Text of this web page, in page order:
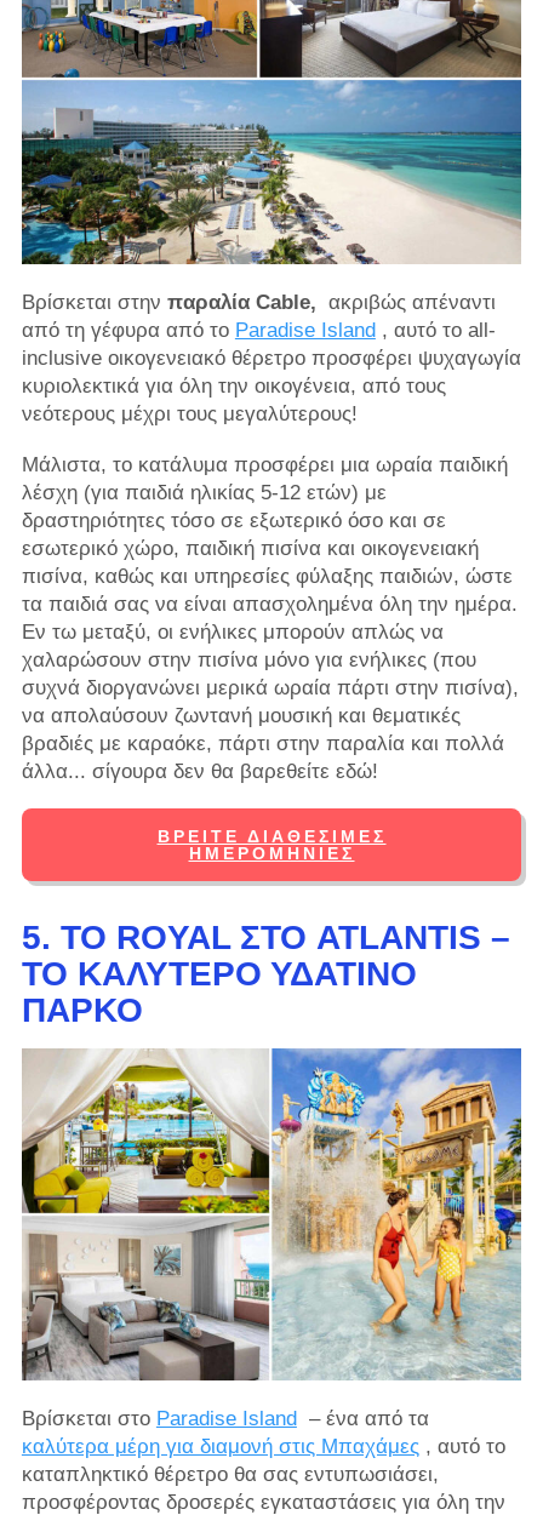
Βρίσκεται στην παραλία Cable, ακριβώς απέναντι
από τη γέφυρα από το Paradise Island, αυτό το all-
inclusive οικογενειακό θέρετρο προσφέρει ψυχαγωγία
κυριολεκτικά για όλη την οικογένεια, από τους
νεότερους μέχρι τους μεγαλύτερους!
Μάλιστα, το κατάλυμα προσφέρει μια ωραία παιδική
λέσχη (για παιδιά ηλικίας 5-12 ετών) με
δραστηριότητες τόσο σε εξωτερικό όσο και σε
εσωτερικό χώρο, παιδική πισίνα και οικογενειακή
πισίνα, καθώς και υπηρεσίες φύλαξης παιδιών, ώστε
τα παιδιά σας να είναι απασχολημένα όλη την ημέρα.
Εν τω μεταξύ, οι ενήλικες μπορούν απλώς να
χαλαρώσουν στην πισίνα μόνο για ενήλικες (που
συχνά διοργανώνει μερικά ωραία πάρτι στην πισίνα),
να απολαύσουν ζωντανή μουσική και θεματικές
βραδιές με καραόκε, πάρτι στην παραλία και πολλά
άλλα... σίγουρα δεν θα βαρεθείτε εδώ!
ΒΡΕΊΤΕ ΔΙΑΘΈΣΙΜΕΣ
ΗΜΕΡΟΜΗΝΊΕΣ
5. ΤΟ ROYAL ΣΤΟ ATLANTIS –
ΤΟ ΚΑΛΎΤΕΡΟ ΥΔΆΤΙΝΟ
ΠΆΡΚΟ
Βρίσκεται στο Paradise Island– ένα από τα
καλύτερα μέρη για διαμονή στις Μπαχάμες , αυτό το
καταπληκτικό θέρετρο θα σας εντυπωσιάσει,
προσφέροντας δροσερές εγκαταστάσεις για όλη την